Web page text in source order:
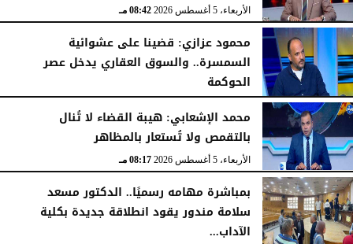
اليومالخميس، 6 أغسطس 2026 01:45 مـالأربعاء، 5 أغسطس 2026 08:42 مـ
محمود عزازي: قضينا على عشوائية
السمسرة.. والسوق العقاري يدخل عصر
الحوكمة
الأربعاء، 5 أغسطس 2026
محمد الإشعابي: هيبة القضاء لا تُنال
بالتقمص ولا تُستعار بالمظاهر
الأربعاء، 5 أغسطس 2026 08:17 مـ
بمباشرة مهامه رسميًا.. الدكتور مسعد
سلامة مندور يقود انطلاقة جديدة بكلية
الآداب...